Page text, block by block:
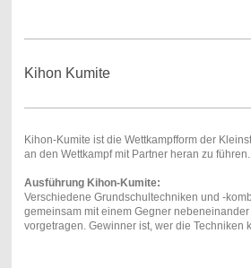
Kihon Kumite
Kihon-Kumite ist die Wettkampfform der
an den Wettkampf mit Partner heran zu führen.
Ausführung Kihon-Kumite:
Verschiedene Grundschultechniken und -
gemeinsam mit einem Gegner
vorgetragen. Gewinner ist, wer die Techniken